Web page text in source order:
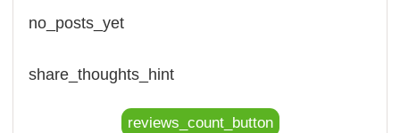
no_posts_yet
share_thoughts_hint
reviews_count_button